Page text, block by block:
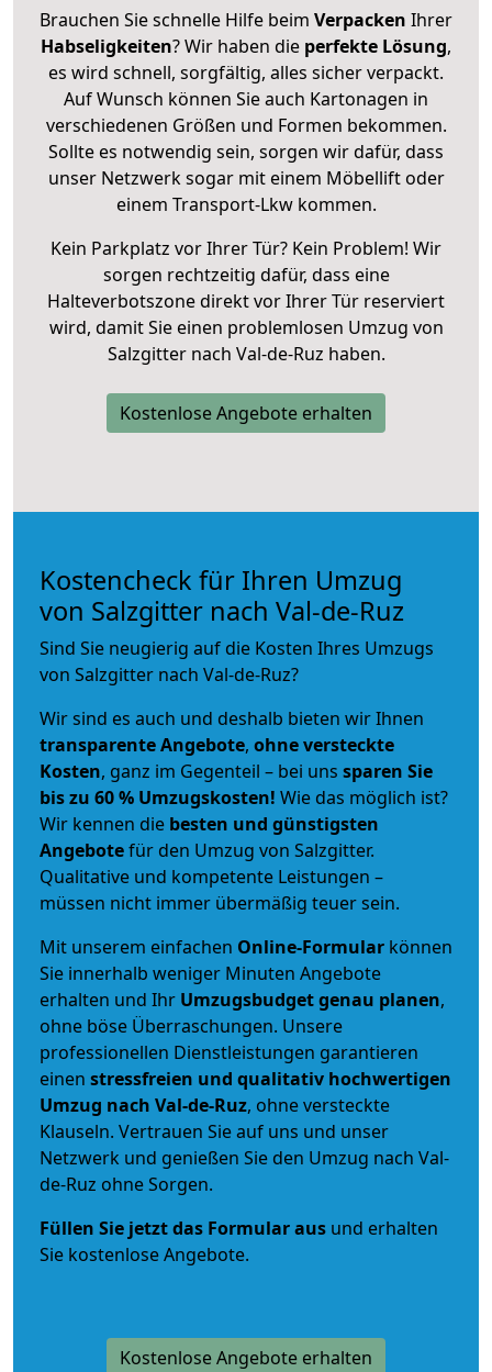
Brauchen Sie schnelle Hilfe beim Verpacken Ihrer
Habseligkeiten? Wir haben die perfekte Lösung,
es wird schnell, sorgfältig, alles sicher verpackt.
Auf Wunsch können Sie auch Kartonagen in
verschiedenen Größen und Formen bekommen.
Sollte es notwendig sein, sorgen wir dafür, dass
unser Netzwerk sogar mit einem Möbellift oder
einem Transport-Lkw kommen.
Kein Parkplatz vor Ihrer Tür? Kein Problem! Wir
sorgen rechtzeitig dafür, dass eine
Halteverbotszone direkt vor Ihrer Tür reserviert
wird, damit Sie einen problemlosen Umzug von
Salzgitter nach Val-de-Ruz haben.
Kostenlose Angebote erhalten
Kostencheck für Ihren Umzug
von Salzgitter nach Val-de-Ruz
Sind Sie neugierig auf die Kosten Ihres Umzugs
von Salzgitter nach Val-de-Ruz?
Wir sind es auch und deshalb bieten wir Ihnen
transparente Angebote, ohne versteckte
Kosten, ganz im Gegenteil – bei uns sparen Sie
bis zu 60 % Umzugskosten! Wie das möglich ist?
Wir kennen die besten und günstigsten
Angebotefür den Umzug von Salzgitter.
Qualitative und kompetente Leistungen –
müssen nicht immer übermäßig teuer sein.
Mit unserem einfachen Online-Formular können
Sie innerhalb weniger Minuten Angebote
erhalten und Ihr Umzugsbudgetgenau planen,
ohne böse Überraschungen. Unsere
professionellen Dienstleistungen garantieren
einen stressfreien und qualitativ hochwertigen
Umzug nach Val-de-Ruz, ohne versteckte
Klauseln. Vertrauen Sie auf uns und unser
Netzwerk und genießen Sie den Umzug nach Val-
de-Ruz ohne Sorgen.
Füllen Sie jetzt das Formular aus und erhalten
Sie kostenlose Angebote.
Kostenlose Angebote erhalten